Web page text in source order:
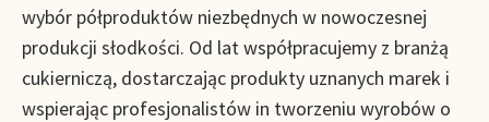
wybór półproduktów niezbędnych w nowoczesnej
produkcji słodkości. Od lat współpracujemy z branżą
cukierniczą, dostarczając produkty uznanych marek i
wspierając profesjonalistów in tworzeniu wyrobów o